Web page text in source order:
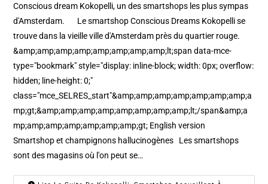
Conscious dream Kokopelli, un des smartshops les plus sympas
d'Amsterdam. Le smartshop Conscious Dreams Kokopelli se
trouve dans la vieille ville d'Amsterdam près du quartier rouge.
&amp;amp;amp;amp;amp;amp;amp;amp;lt;span data-mce-
type="bookmark" style="display: inline-block; width: 0px; overflow:
hidden; line-height: 0;"
class="mce_SELRES_start"&amp;amp;amp;amp;amp;amp;amp;a
mp;gt; &amp;amp;amp;amp;amp;amp;amp;amp;lt;/span&amp;a
mp;amp;amp;amp;amp;amp;amp;gt; English version
Smartshop et champignons hallucinogènes Les smartshops
sont des magasins où l'on peut se…